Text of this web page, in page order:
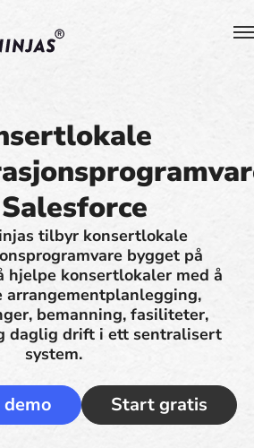
tilbyr konsertlokale
bygget på
hjelpe konsertlokaler med å
arrangementplanlegging,
bemanning, fasiliteter,
daglig drift i ett sentralisert
system.
Start gratis